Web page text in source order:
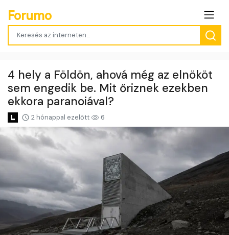
Forumo
4 hely a Földön, ahová még az elnököt
sem engedik be. Mit őriznek ezekben
ekkora paranoiával?
2 hónappal ezelőtt 6